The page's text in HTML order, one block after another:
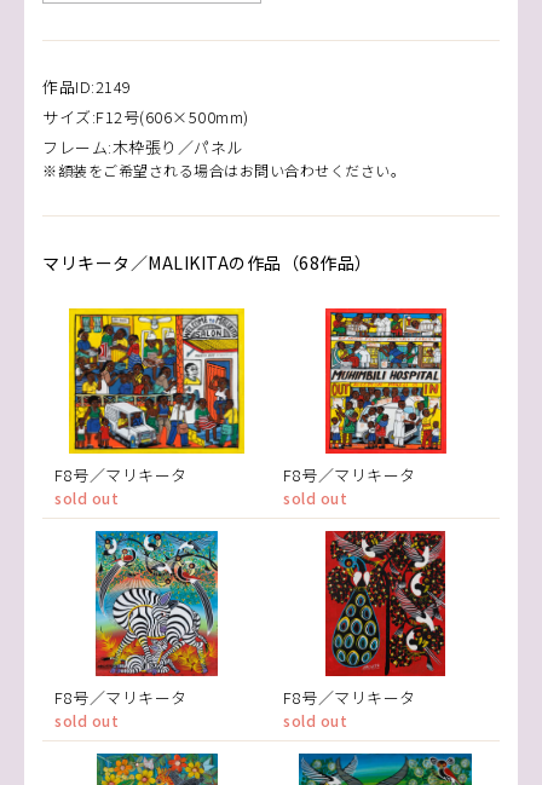
作品ID:2149
サイズ:F12号(606×500mm)
フレーム:木枠張り／パネル
※額装をご希望される場合はお問い合わせください。
マリキータ／MALIKITAの作品（68作品）
F8号／マリキータ
sold out
F8号／マリキータ
sold out
F8号／マリキータ
sold out
F8号／マリキータ
sold out